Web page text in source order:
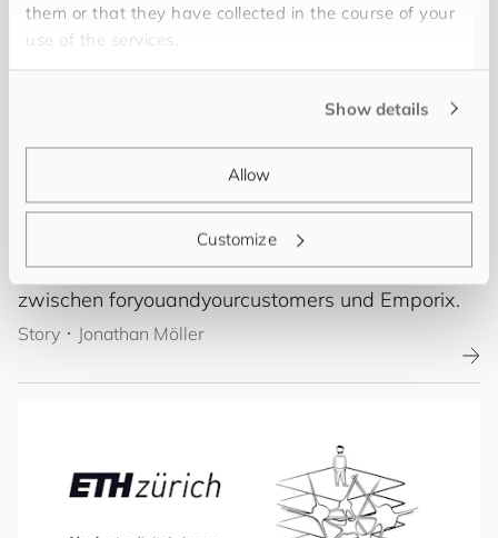
them or that they have collected in the course of your
use of the services.
Show details
Allow
Customize
Besseres Commerce zu tieferen Kosten: Unsere
Kunden profitieren von der Zusammenarbeit
zwischen foryouandyourcustomers und Emporix.
Story ･ Jonathan Möller